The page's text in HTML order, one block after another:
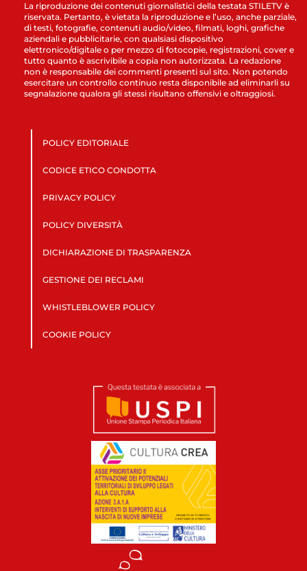
La riproduzione dei contenuti giornalistici della testata STILETV è
riservata. Pertanto, è vietata la riproduzione e l’uso, anche parziale,
di testi, fotografie, contenuti audio/video, filmati, loghi, grafiche
aziendali e pubblicitarie, con qualsiasi dispositivo
elettronico/digitale o per mezzo di fotocopie, registrazioni, cover e
tutto quanto è ascrivibile a copia non autorizzata. La redazione
non è responsabile dei commenti presenti sul sito. Non potendo
esercitare un controllo continuo resta disponibile ad eliminarli su
segnalazione qualora gli stessi risultano offensivi e oltraggiosi.
POLICY EDITORIALE
CODICE ETICO CONDOTTA
PRIVACY POLICY
POLICY DIVERSITÀ
DICHIARAZIONE DI TRASPARENZA
GESTIONE DEI RECLAMI
WHISTLEBLOWER POLICY
COOKIE POLICY